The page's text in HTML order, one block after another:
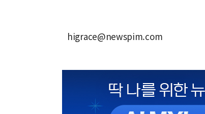
higrace@newspim.com